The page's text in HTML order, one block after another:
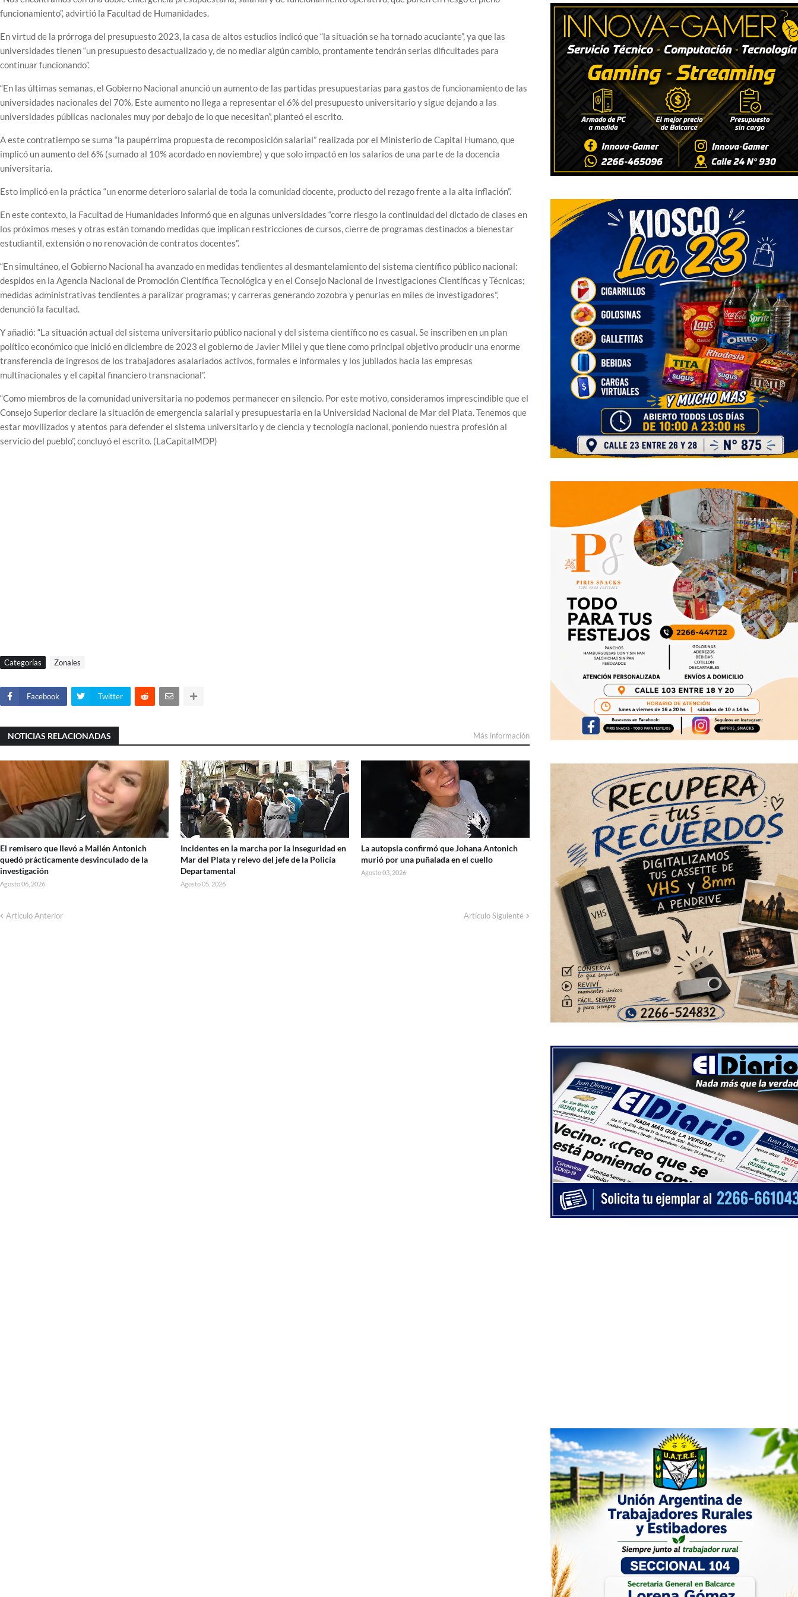
funcionamiento”, advirtió la Facultad de Humanidades.
En virtud de la prórroga del presupuesto 2023, la casa de altos estudios indicó que “la situación se ha tornado acuciante”, ya que las
universidades tienen “un presupuesto desactualizado y, de no mediar algún cambio, prontamente tendrán serias dificultades para
continuar funcionando”.
“En las últimas semanas, el Gobierno Nacional anunció un aumento de las partidas presupuestarias para gastos de funcionamiento de las
universidades nacionales del 70%. Este aumento no llega a representar el 6% del presupuesto universitario y sigue dejando a las
universidades públicas nacionales muy por debajo de lo que necesitan”, planteó el escrito.
A este contratiempo se suma “la paupérrima propuesta de recomposición salarial” realizada por el Ministerio de Capital Humano, que
implicó un aumento del 6% (sumado al 10% acordado en noviembre) y que solo impactó en los salarios de una parte de la docencia
universitaria.
Esto implicó en la práctica “un enorme deterioro salarial de toda la comunidad docente, producto del rezago frente a la alta inflación”.
En este contexto, la Facultad de Humanidades informó que en algunas universidades “corre riesgo la continuidad del dictado de clases en
los próximos meses y otras están tomando medidas que implican restricciones de cursos, cierre de programas destinados a bienestar
estudiantil, extensión o no renovación de contratos docentes”.
“En simultáneo, el Gobierno Nacional ha avanzado en medidas tendientes al desmantelamiento del sistema científico público nacional:
despidos en la Agencia Nacional de Promoción Científica Tecnológica y en el Consejo Nacional de Investigaciones Científicas y Técnicas;
medidas administrativas tendientes a paralizar programas; y carreras generando zozobra y penurias en miles de investigadores”,
denunció la facultad.
Y añadió: “La situación actual del sistema universitario público nacional y del sistema científico no es casual. Se inscriben en un plan
político económico que inició en diciembre de 2023 el gobierno de Javier Milei y que tiene como principal objetivo producir una enorme
transferencia de ingresos de los trabajadores asalariados activos, formales e informales y los jubilados hacia las empresas
multinacionales y el capital financiero transnacional”.
“Como miembros de la comunidad universitaria no podemos permanecer en silencio. Por este motivo, consideramos imprescindible que el
Consejo Superior declare la situación de emergencia salarial y presupuestaria en la Universidad Nacional de Mar del Plata. Tenemos que
estar movilizados y atentos para defender el sistema universitario y de ciencia y tecnología nacional, poniendo nuestra profesión al
servicio del pueblo”, concluyó el escrito. (LaCapitalMDP)
Categorías Zonales
Facebook Twitter
NOTICIAS RELACIONADAS Más información
El remisero que llevó a Mailén Antonich
quedó prácticamente desvinculado de la
investigación
Agosto 06, 2026
Incidentes en la marcha por la inseguridad en
Mar del Plata y relevo del jefe de la Policía
Departamental
Agosto 05, 2026
La autopsia confirmó que Johana Antonich
murió por una puñalada en el cuello
Agosto 03, 2026
Artículo Anterior Artículo Siguiente